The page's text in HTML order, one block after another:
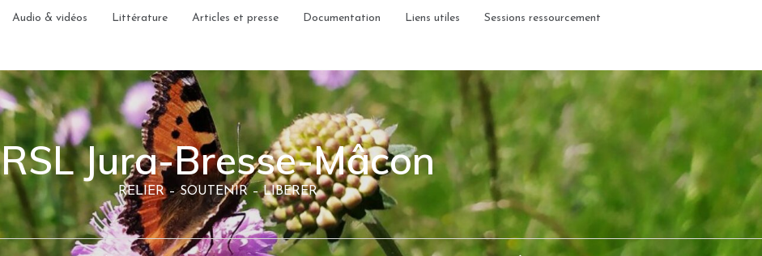
Audio & vidéos Littérature Articles et presse Documentation Liens utiles Sessions ressourcement
RSL Jura-Bresse-Mâcon
RELIER – SOUTENIR – LIBERER